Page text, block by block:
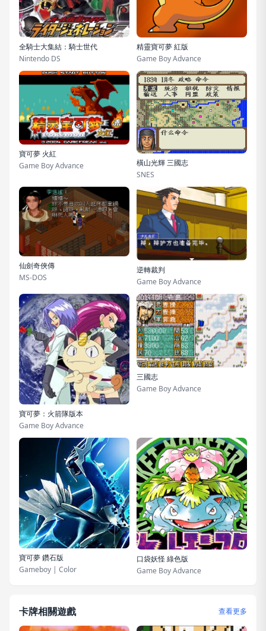
全騎士大集結：騎士世代
Nintendo DS
精靈寶可夢 紅版
Game Boy Advance
寶可夢 火紅
Game Boy Advance
橫山光輝 三國志
SNES
仙劍奇俠傳
MS-DOS
逆轉裁判
Game Boy Advance
寶可夢：火箭隊版本
Game Boy Advance
三國志
Game Boy Advance
寶可夢 鑽石版
Gameboy | Color
口袋妖怪 綠色版
Game Boy Advance
卡牌相關遊戲 查看更多